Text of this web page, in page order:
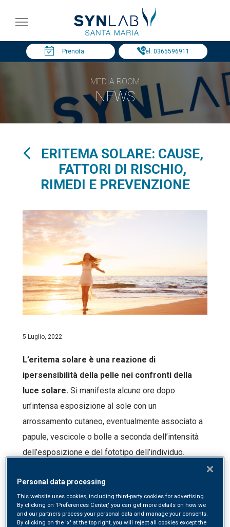
Prenota Tel: 0365596911
MEDIA ROOM
NEWS
ERITEMA SOLARE: CAUSE,
FATTORI DI RISCHIO,
RIMEDI E PREVENZIONE
5 Luglio, 2022
L’eritema solare è una reazione di
ipersensibilità della pelle nei confronti della
luce solare. Si manifesta alcune ore dopo
un’intensa esposizione al sole con un
arrossamento cutaneo, eventualmente associato a
papule, vescicole o bolle a seconda dell’intensità
dell’esposizione e del fototipo dell’individuo.
viene interessata un’ampia superficie corporea, si
possono sviluppare anche sintomi generali quali
Personal data processing
This website uses cookies, including third-party cookies for advertising.
By clicking on 'Preferences Center,' you can get more details on how we
and our partners process your personal data and manage your consents.
By clicking on the 'x' at the top right, you will reject all cookies except the